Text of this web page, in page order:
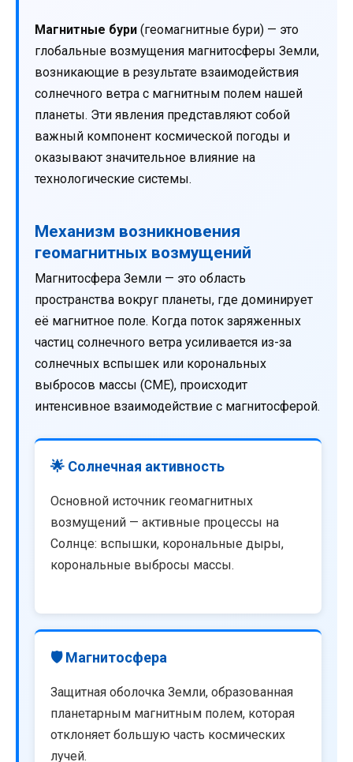
Магнитные бури (геомагнитные бури) — это
глобальные возмущения магнитосферы Земли,
возникающие в результате взаимодействия
солнечного ветра с магнитным полем нашей
планеты. Эти явления представляют собой
важный компонент космической погоды и
оказывают значительное влияние на
технологические системы.
Механизм возникновения
геомагнитных возмущений
Магнитосфера Земли — это область
пространства вокруг планеты, где доминирует
её магнитное поле. Когда поток заряженных
частиц солнечного ветра усиливается из-за
солнечных вспышек или корональных
выбросов массы (CME), происходит
интенсивное взаимодействие с магнитосферой.
🌟 Солнечная активность
Основной источник геомагнитных
возмущений — активные процессы на
Солнце: вспышки, корональные дыры,
корональные выбросы массы.
🛡️ Магнитосфера
Защитная оболочка Земли, образованная
планетарным магнитным полем, которая
отклоняет большую часть космических
лучей.